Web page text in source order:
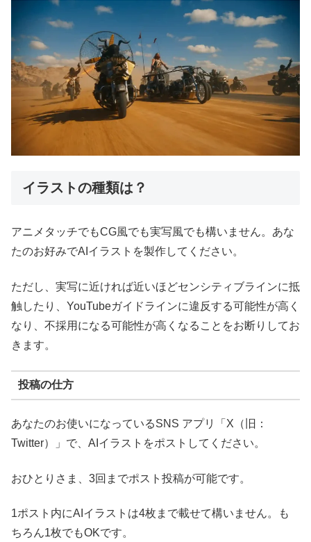
イラストの種類は？
アニメタッチでもCG風でも実写風でも構いません。あな
たのお好みでAIイラストを製作してください。
ただし、実写に近ければ近いほどセンシティブラインに抵
触したり、YouTubeガイドラインに違反する可能性が高く
なり、不採用になる可能性が高くなることをお断りしてお
きます。
投稿の仕方
あなたのお使いになっているSNS アプリ「X（旧：
Twitter）」で、AIイラストをポストしてください。
おひとりさま、3回までポスト投稿が可能です。
1ポスト内にAIイラストは4枚まで載せて構いません。も
ちろん1枚でもOKです。